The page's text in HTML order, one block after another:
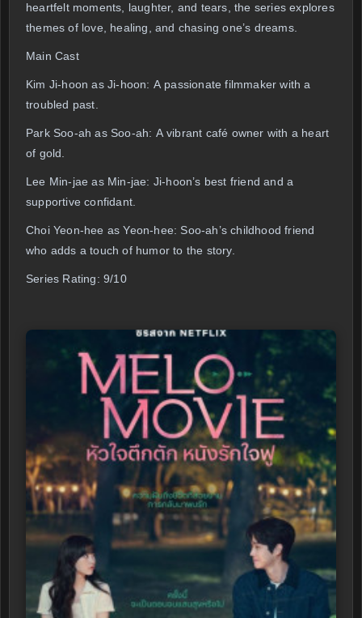
heartfelt moments, laughter, and tears, the series explores
themes of love, healing, and chasing one’s dreams.
Main Cast
Kim Ji-hoon as Ji-hoon: A passionate filmmaker with a
troubled past.
Park Soo-ah as Soo-ah: A vibrant café owner with a heart
of gold.
Lee Min-jae as Min-jae: Ji-hoon’s best friend and a
supportive confidant.
Choi Yeon-hee as Yeon-hee: Soo-ah’s childhood friend
who adds a touch of humor to the story.
Series Rating: 9/10